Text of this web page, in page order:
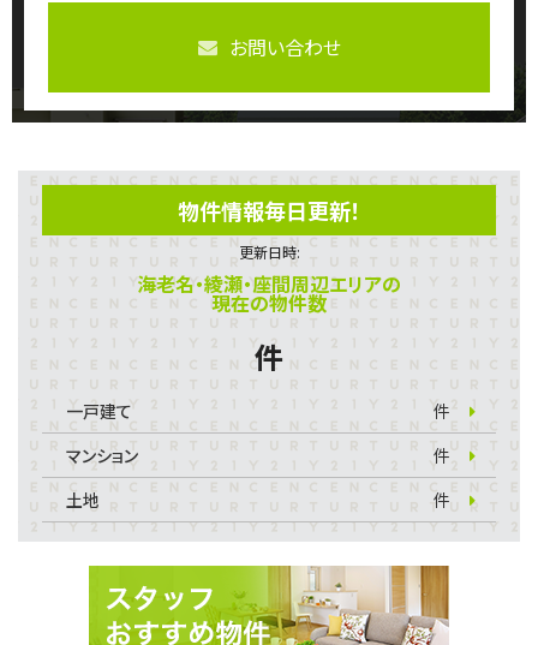
お問い合わせ
物件情報毎日更新！
更新日時:
海老名・綾瀬・座間周辺エリアの
現在の物件数
件
一戸建て
件
マンション
件
土地
件